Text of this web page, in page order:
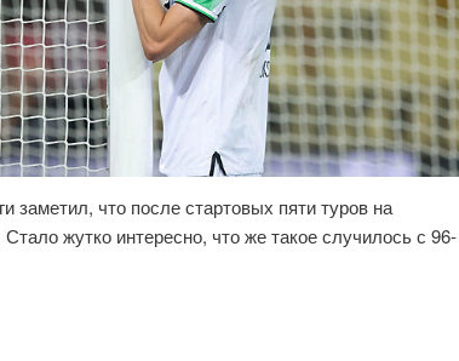
заметил, что после стартовых пяти туров на
Стало жутко интересно, что же такое случилось с 96-